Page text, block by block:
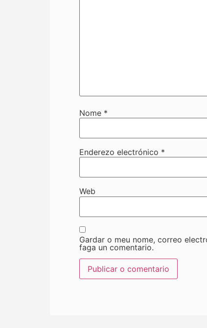
Nome *
Enderezo electrónico *
Web
Gardar o meu nome, correo
faga un comentario.